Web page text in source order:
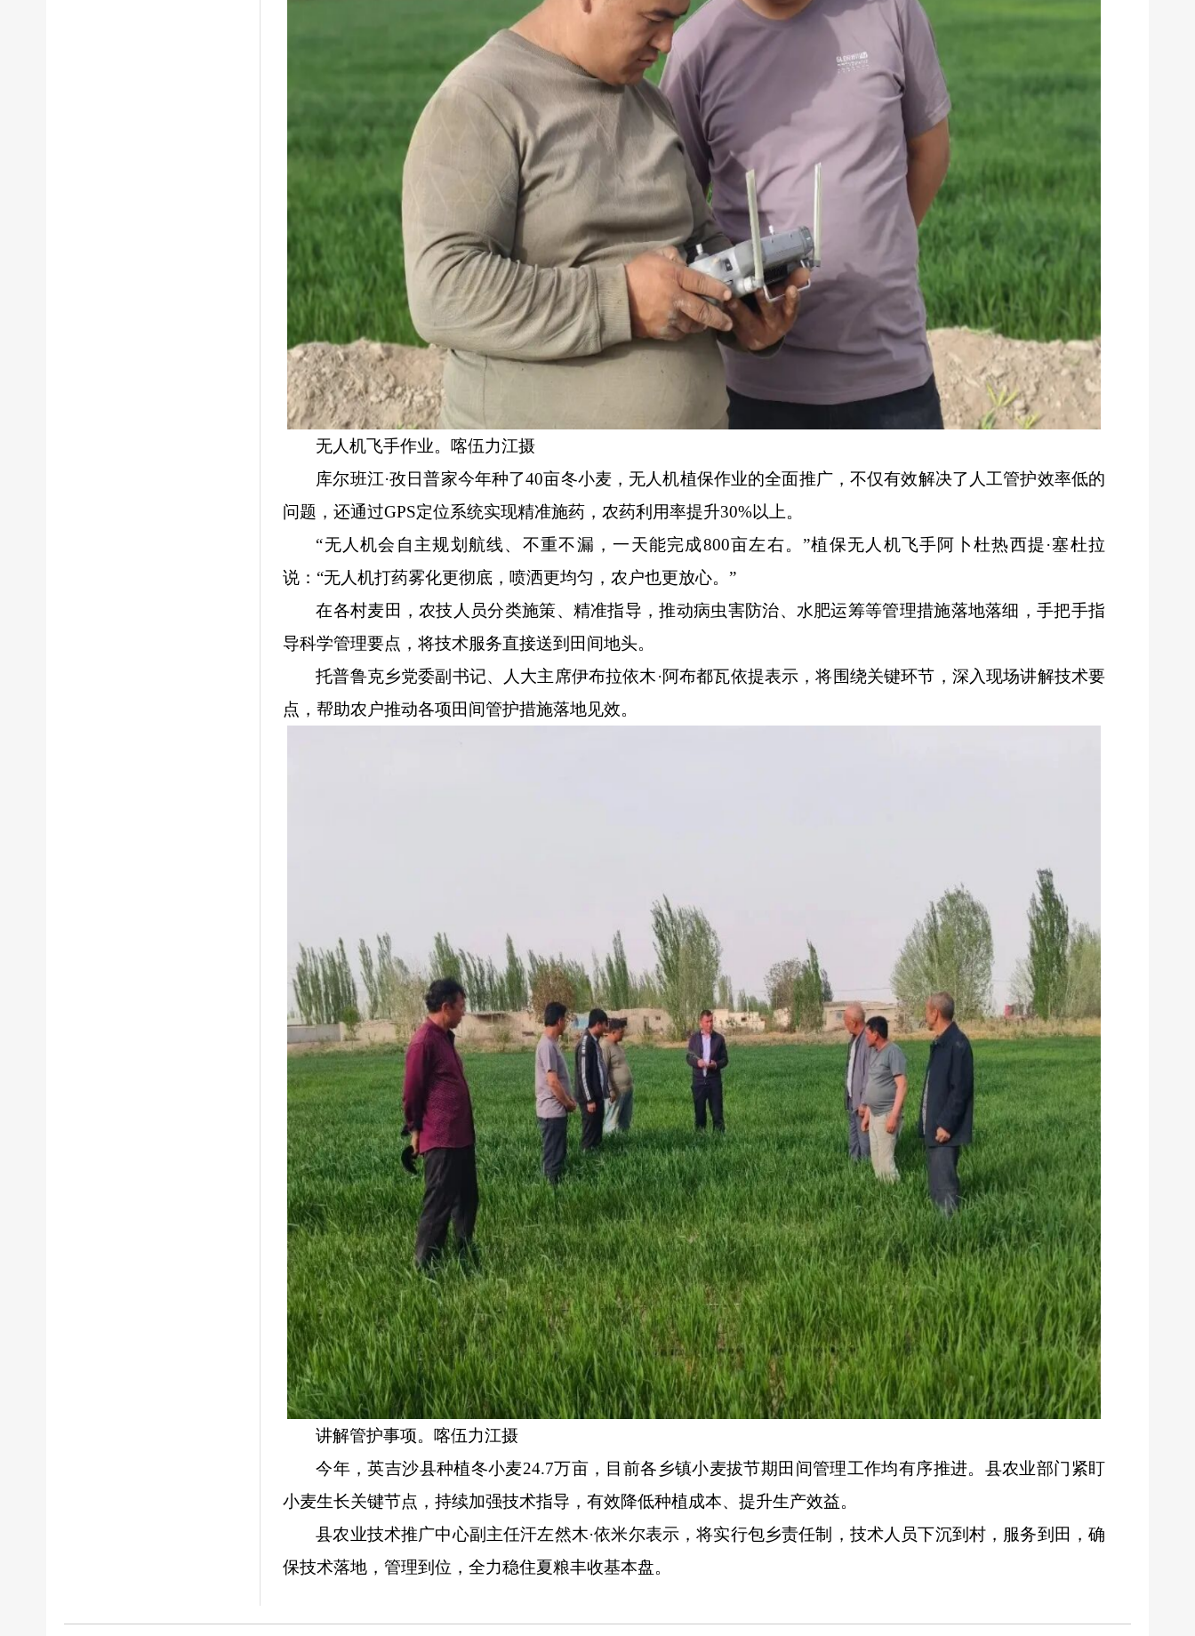
无人机飞手作业。喀伍力江摄
库尔班江·孜日普家今年种了40亩冬小麦，无人机植保作业的全面推广，不仅有效解决了人工管护效率低的
问题，还通过GPS定位系统实现精准施药，农药利用率提升30%以上。
“无人机会自主规划航线、不重不漏，一天能完成800亩左右。”植保无人机飞手阿卜杜热西提·塞杜拉
说： “无人机打药雾化更彻底，喷洒更均匀，农户也更放心。”
在各村麦田，农技人员分类施策、精准指导，推动病虫害防治、水肥运筹等管理措施落地落细，手把手指
导科学管理要点，将技术服务直接送到田间地头。
托普鲁克乡党委副书记、人大主席伊布拉依木·阿布都瓦依提表示，将围绕关键环节，深入现场讲解技术要
点，帮助农户推动各项田间管护措施落地见效。
讲解管护事项。喀伍力江摄
今年，英吉沙县种植冬小麦24.7万亩，目前各乡镇小麦拔节期田间管理工作均有序推进。县农业部门紧盯
小麦生长关键节点，持续加强技术指导，有效降低种植成本、提升生产效益。
县农业技术推广中心副主任汗左然木·依米尔表示，将实行包乡责任制，技术人员下沉到村，服务到田，确
保技术落地，管理到位，全力稳住夏粮丰收基本盘。